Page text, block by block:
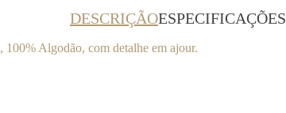
DESCRIÇÃOESPECIFICAÇÕES
Algodão, com detalhe em ajour.